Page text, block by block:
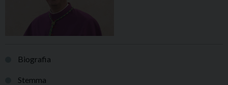
Biografia
Stemma